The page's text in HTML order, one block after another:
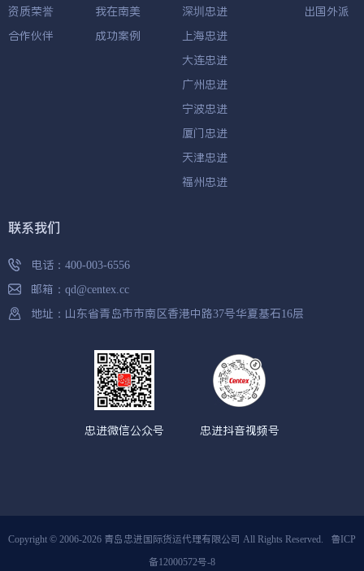
资质荣誉
合作伙伴
我在南美
成功案例
深圳忠进
上海忠进
大连忠进
广州忠进
宁波忠进
厦门忠进
天津忠进
福州忠进
出国外派
联系我们
电话： 400-003-6556
邮箱： qd@centex.cc
地址：山东省青岛市市南区香港中路37号华夏基石16层
忠进微信公众号 忠进抖音视频号
Copyright © 2006-2026 青岛忠进国际货运代理有限公司 All Rights Reserved. 鲁ICP
备12000572号-8